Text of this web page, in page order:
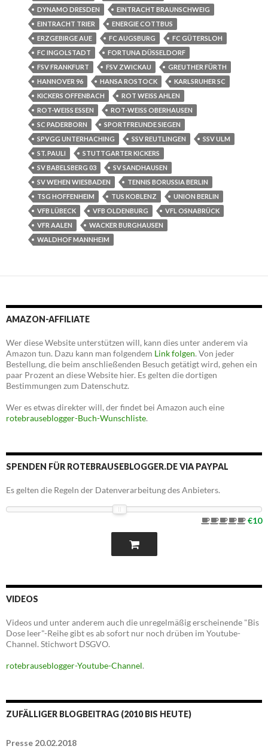
DYNAMO DRESDEN
EINTRACHT BRAUNSCHWEIG
EINTRACHT TRIER
ENERGIE COTTBUS
ERZGEBIRGE AUE
FC AUGSBURG
FC GÜTERSLOH
FC INGOLSTADT
FORTUNA DÜSSELDORF
FSV FRANKFURT
FSV ZWICKAU
GREUTHER FÜRTH
HANNOVER 96
HANSA ROSTOCK
KARLSRUHER SC
KICKERS OFFENBACH
ROT WEISS AHLEN
ROT-WEISS ESSEN
ROT-WEISS OBERHAUSEN
SC PADERBORN
SPORTFREUNDE SIEGEN
SPVGG UNTERHACHING
SSV REUTLINGEN
SSV ULM
ST. PAULI
STUTTGARTER KICKERS
SV BABELSBERG 03
SV SANDHAUSEN
SV WEHEN WIESBADEN
TENNIS BORUSSIA BERLIN
TSG HOFFENHEIM
TUS KOBLENZ
UNION BERLIN
VFB LÜBECK
VFB OLDENBURG
VFL OSNABRÜCK
VFR AALEN
WACKER BURGHAUSEN
WALDHOF MANNHEIM
AMAZON-AFFILIATE
Wer diese Website unterstützen will, kann dies unter anderem via
Amazon tun. Dazu kann man folgendem Link folgen. Von jeder
Bestellung, die beim anschließenden Besuch getätigt wird, gehen ein
paar Prozent an diese Website hier. Es gelten die dortigen
Bestimmungen zum Datenschutz.
Wer es etwas direkter will, der findet bei Amazon auch eine
rotebrauseblogger-Buch-Wunschliste.
SPENDEN FÜR ROTEBRAUSEBLOGGER.DE VIA PAYPAL
Es gelten die Regeln der Datenverarbeitung des Anbieters.
€10
VIDEOS
Videos und unter anderem auch die unregelmäßig erscheinende "Bis
Dose leer"-Reihe gibt es ab sofort nur noch drüben im Youtube-
Channel. Stichwort DSGVO.
rotebrauseblogger-Youtube-Channel.
ZUFÄLLIGER BLOGBEITRAG (2010 BIS HEUTE)
Presse 20.02.2018